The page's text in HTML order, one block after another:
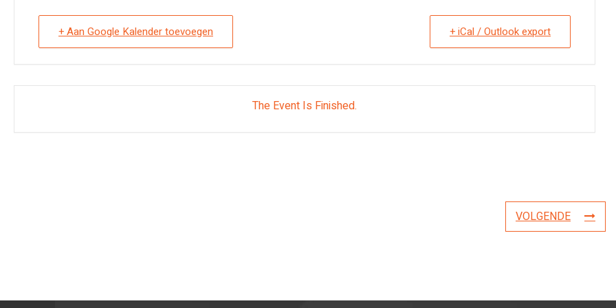
+ Aan Google Kalender toevoegen + iCal / Outlook export
The Event Is Finished.
VOLGENDE